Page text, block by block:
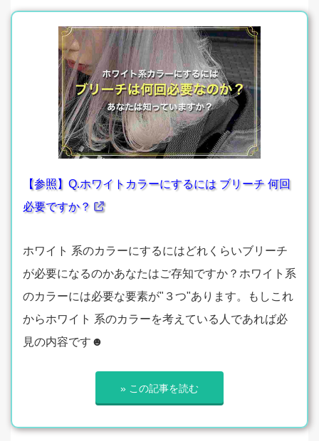
【参照】Q.ホワイトカラーにするには ブリーチ 何回
必要ですか？
ホワイト 系のカラーにするにはどれくらいブリーチ
が必要になるのかあなたはご存知ですか？ホワイト系
のカラーには必要な要素が"３つ"あります。もしこれ
からホワイト 系のカラーを考えている人であれば必
見の内容です☻
» この記事を読む